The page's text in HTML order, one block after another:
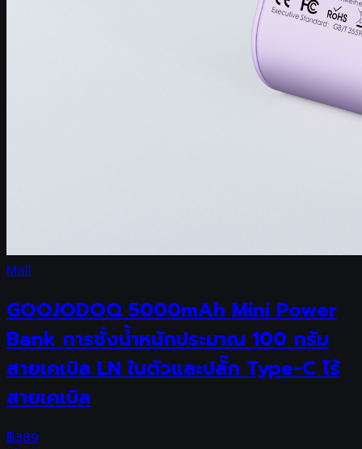
Mall
GOOJODOQ 5000mAh Mini Power
Bank การชั่งน้ําหนักประมาณ 100 กรัม
สายเคเบิล LN ในตัวและปลั๊ก Type-C ไร้
สายเคเบิล
฿389